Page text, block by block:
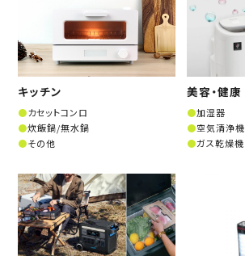
キッチン
カセットコンロ
炊飯鍋/無水鍋
その他
美容・健康
加湿器
空気清浄機
ガス乾燥機